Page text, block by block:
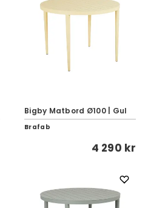
Bigby Matbord Ø100 | Gul
Brafab
4 290 kr